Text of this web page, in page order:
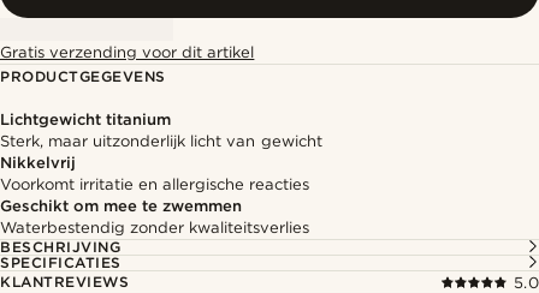
Gratis verzending voor dit artikel
PRODUCTGEGEVENS
Lichtgewicht titanium
Sterk, maar uitzonderlijk licht van gewicht
Nikkelvrij
Voorkomt irritatie en allergische reacties
Geschikt om mee te zwemmen
Waterbestendig zonder kwaliteitsverlies
BESCHRIJVING
SPECIFICATIES
KLANTREVIEWS
5.0